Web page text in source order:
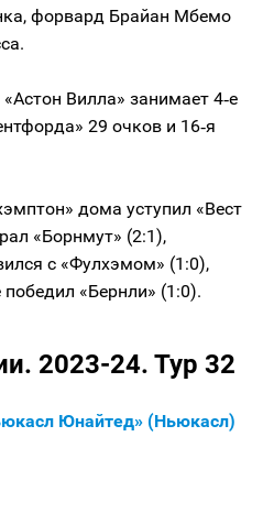
форвард Брайан Мбемо
Вилла» занимает 4‑е
29 очков и 16‑я
дома уступил «Вест
«Борнмут» (2:1),
с «Фулхэмом» (1:0),
«Бернли» (1:0).
2023-24. Тур 32
Юнайтед» (Ньюкасл)